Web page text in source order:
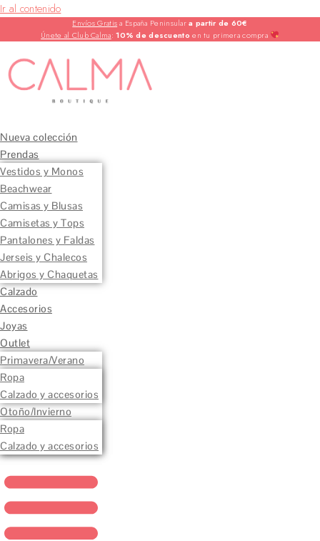
Ir al contenido
Envíos Gratisa España Peninsulara partir de 60€
Únete al Club Calma:10% de descuento en tu primera compra
Nueva colección
Prendas
Vestidos y Monos
Beachwear
Camisas y Blusas
Camisetas y Tops
Pantalones y Faldas
Jerseis y Chalecos
Abrigos y Chaquetas
Calzado
Accesorios
Joyas
Outlet
Primavera/Verano
Ropa
Calzado y accesorios
Otoño/Invierno
Ropa
Calzado y accesorios